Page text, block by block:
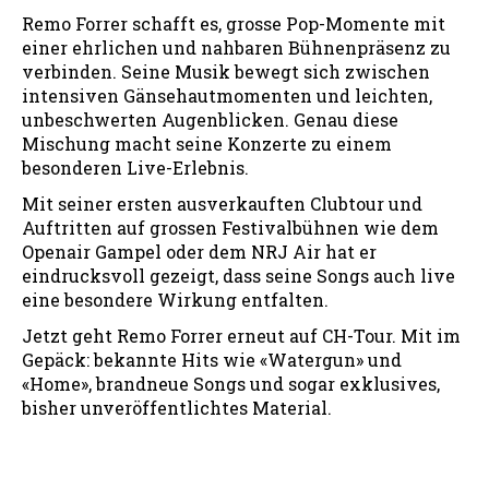
Remo Forrer schafft es, grosse Pop-Momente mit
einer ehrlichen und nahbaren Bühnenpräsenz zu
verbinden. Seine Musik bewegt sich zwischen
intensiven Gänsehautmomenten und leichten,
unbeschwerten Augenblicken. Genau diese
Mischung macht seine Konzerte zu einem
besonderen Live-Erlebnis.
Mit seiner ersten ausverkauften Clubtour und
Auftritten auf grossen Festivalbühnen wie dem
Openair Gampel oder dem NRJ Air hat er
eindrucksvoll gezeigt, dass seine Songs auch live
eine besondere Wirkung entfalten.
Jetzt geht Remo Forrer erneut auf CH-Tour. Mit im
Gepäck: bekannte Hits wie «Watergun» und
«Home», brandneue Songs und sogar exklusives,
bisher unveröffentlichtes Material.